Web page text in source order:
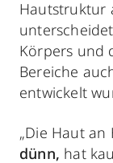
Hautstruktur
Körpers und
Bereiche
entwickelt
„Die Haut
dünn, hat